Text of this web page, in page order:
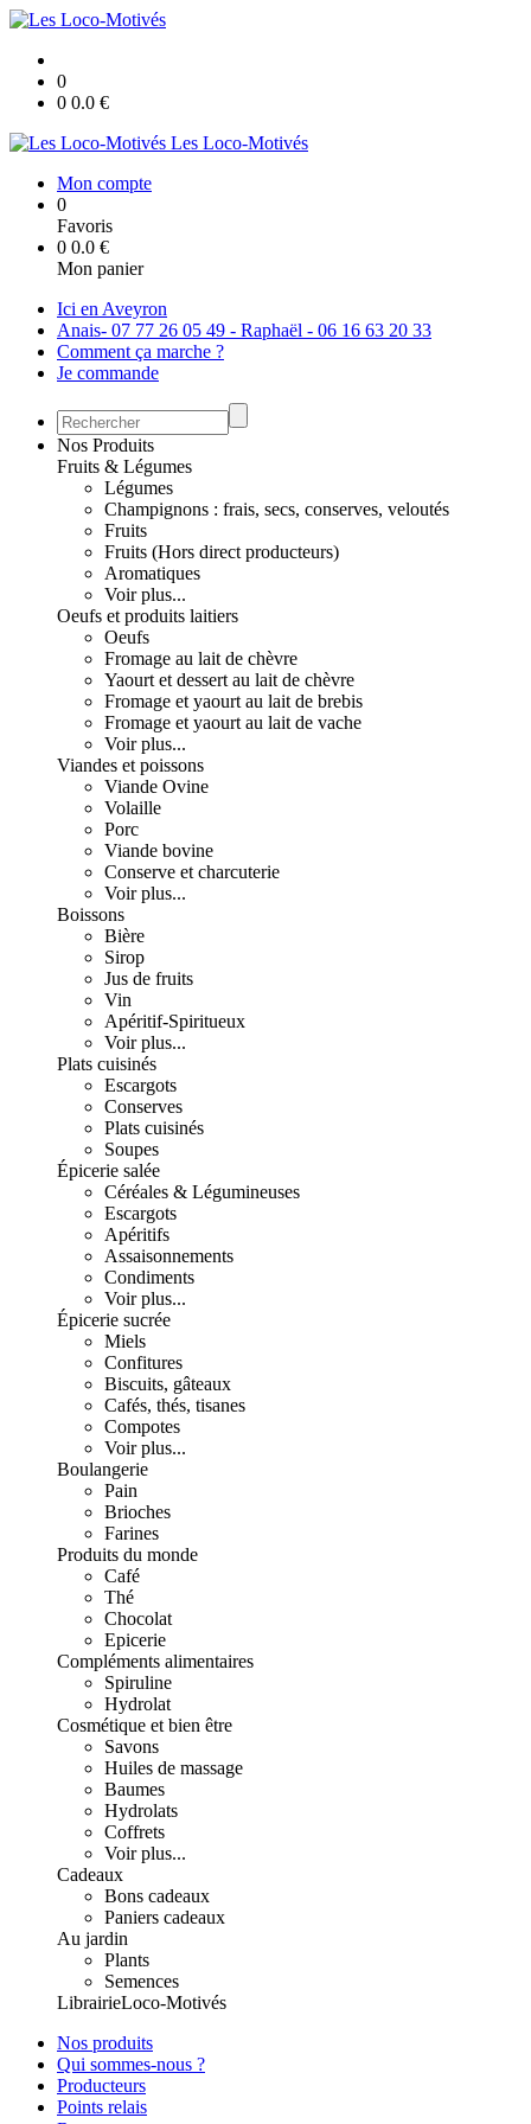
0
0 0.0 €
Les Loco-Motivés
Mon compte
0
Favoris
0 0.0 €
Mon panier
Ici en Aveyron
Anais- 07 77 26 05 49 - Raphaël - 06 16 63 20 33
Comment ça marche ?
Je commande
Nos Produits
Fruits & Légumes
Légumes
Champignons : frais, secs, conserves, veloutés
Fruits
Fruits (Hors direct producteurs)
Aromatiques
Voir plus...
Oeufs et produits laitiers
Oeufs
Fromage au lait de chèvre
Yaourt et dessert au lait de chèvre
Fromage et yaourt au lait de brebis
Fromage et yaourt au lait de vache
Voir plus...
Viandes et poissons
Viande Ovine
Volaille
Porc
Viande bovine
Conserve et charcuterie
Voir plus...
Boissons
Bière
Sirop
Jus de fruits
Vin
Apéritif-Spiritueux
Voir plus...
Plats cuisinés
Escargots
Conserves
Plats cuisinés
Soupes
Épicerie salée
Céréales & Légumineuses
Escargots
Apéritifs
Assaisonnements
Condiments
Voir plus...
Épicerie sucrée
Miels
Confitures
Biscuits, gâteaux
Cafés, thés, tisanes
Compotes
Voir plus...
Boulangerie
Pain
Brioches
Farines
Produits du monde
Café
Thé
Chocolat
Epicerie
Compléments alimentaires
Spiruline
Hydrolat
Cosmétique et bien être
Savons
Huiles de massage
Baumes
Hydrolats
Coffrets
Voir plus...
Cadeaux
Bons cadeaux
Paniers cadeaux
Au jardin
Plants
Semences
LibrairieLoco-Motivés
Nos produits
Qui sommes-nous ?
Producteurs
Points relais